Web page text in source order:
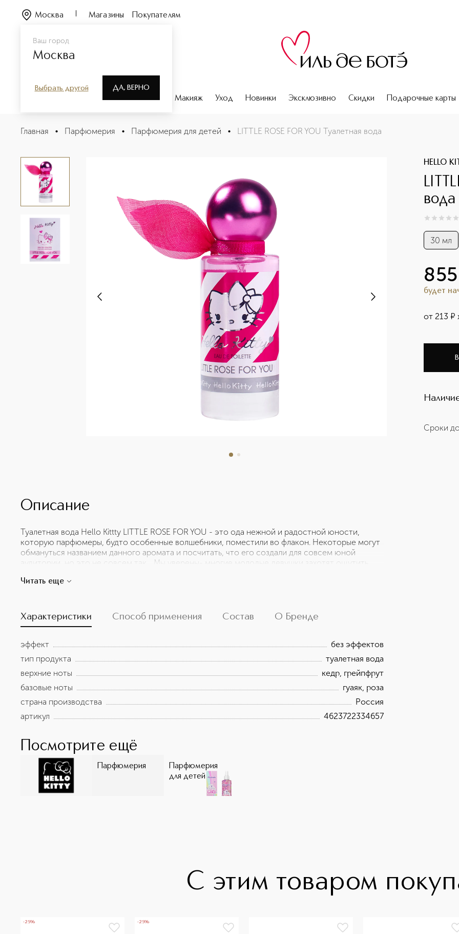
Ваш город
Москва
Выбрать другой ДА, ВЕРНО
Москва Магазины Покупателям
Парфюмерия Макияж Уход Новинки Эксклюзивно Скидки Подарочные карты
LITTLE ROSE FOR YOU Туалетная вода
Описание
Главная • Парфюмерия • Парфюмерия для детей • LITTLE ROSE FOR YOU Туалетная вода
HELLO
вода
0из 0
30 мл
855
будет
от 213 ¤
Сроки
Описание
Туалетная вода Hello Kittty LITTLE ROSE FOR YOU - это ода нежной и радостной юности,
которую парфюмеры, будто особенные волшебники, поместили во флакон. Некоторые могут
обмануться названием данного аромата и посчитать, что его создали для совсем юной
аудитории, но это не совсем так… Мы уверены- многие молодые девушки захотят ощутить,
фуксии в кристаллах инея и сахара - аромат способный влюбить в себя с первого взгляда!
Читать еще
Характеристики Способ применения Состав О Бренде
эффект
без эффектов
тип продукта
туалетная вода
верхние ноты
кедр, грейпфрут
базовые ноты
гуаяк, роза
страна производства
Россия
артикул
4623722334657
Посмотрите ещё
Парфюмерия
Парфюмерия
для детей
С этим товаром
-25% -25%